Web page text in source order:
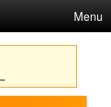
Menu